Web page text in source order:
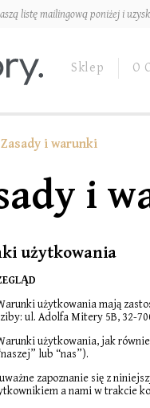
listę mailingową poniżej i
Sklep O
Zasady i warunki
i
użytkowania
użytkowania mają
ul. Adolfa Mitery 5B, 32-
użytkowania, jak
lub “nas”).
zapoznanie się z
a nami w trakcie